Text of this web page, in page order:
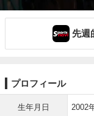
先週
プロフィール
生年月日 2002